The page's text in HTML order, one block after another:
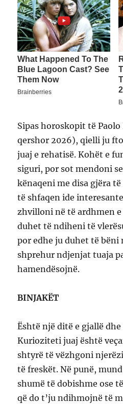
Sipas horoskopit të
qershor 2026), qielli ju
juaj e rehatisë. Kohët e
siguri, por sot mendoni
kënaqeni me disa gjëra
të shfaqen ide
zhvilloni në të ardhmen
duhet të ndiheni të
por edhe ju duhet të bëni
shprehur ndjenjat tuaja
hamendësojnë.
BINJAKËT
Është një ditë e gjallë
Kurioziteti juaj është
shtyrë të vëzhgoni
të freskët. Në punë,
shumë të dobishme ose
që do t’ju ndihmojnë të